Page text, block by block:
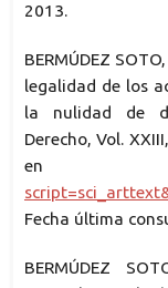
2013.
BERMÚDEZ
legalidad de los
la nulidad de
Derecho, Vol.
Fecha última
BERMÚDEZ